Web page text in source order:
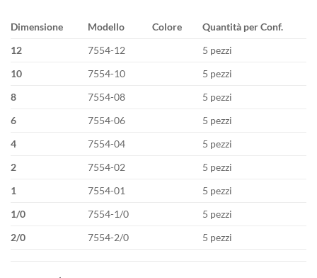
Dimensione Modello Colore
Quantità per Conf.
12
7554-12
5 pezzi
10
7554-10
5 pezzi
8
7554-08
5 pezzi
6
7554-06
5 pezzi
4
7554-04
5 pezzi
2
7554-02
5 pezzi
1
7554-01
5 pezzi
1/0
7554-1/0
5 pezzi
2/0
7554-2/0 5 pezzi